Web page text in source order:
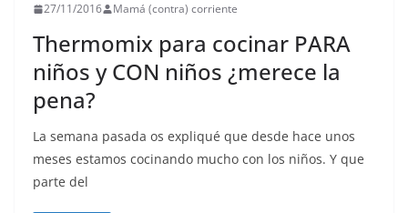
27/11/2016 Mamá (contra) corriente
Thermomix para cocinar PARA
niños y CON niños ¿merece la
pena?
La semana pasada os expliqué que desde hace unos
meses estamos cocinando mucho con los niños. Y que
parte del